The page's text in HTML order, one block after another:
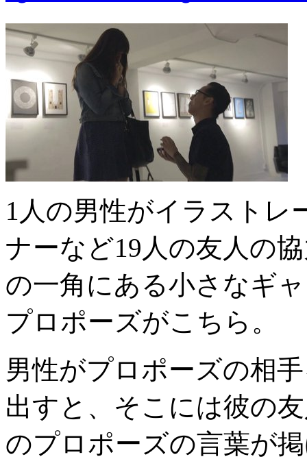
1人の男性がイラストレ
ナーなど19人の友人の
の一角にある小さなギ
プロポーズがこちら。
男性がプロポーズの相
出すと、そこには彼の
のプロポーズの言葉が